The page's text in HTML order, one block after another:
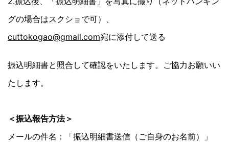
グの場合はスクショで可）、
cuttokogao@gmail.com宛に添付して送る
振込明細書と照合して確認をいたします。ご協力お願いい
たします。
＜振込報告方法＞
メールの件名：「振込明細書送信（ご自身のお名前）」